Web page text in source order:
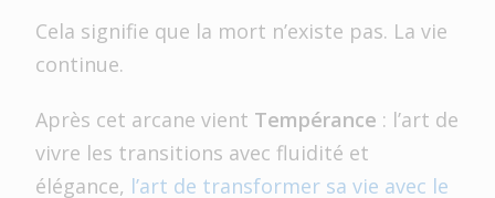
Cela signifie que la mort n’existe pas. La vie
continue.
Après cet arcane vient Tempérance : l’art de
vivre les transitions avec fluidité et
élégance, l’art de transformer sa vie avec le